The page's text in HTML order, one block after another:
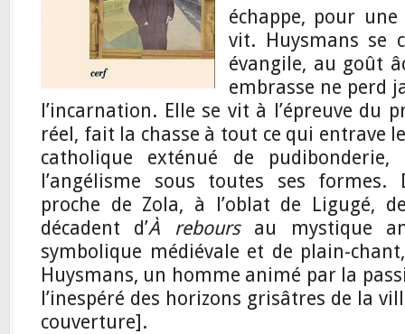
échappe, pour
vit. Huysmans se
évangile, au goût
embrasse ne perd
l’incarnation. Elle se vit à l’épreuve du
réel, fait la chasse à tout ce qui entrave
catholique exténué de
l’angélisme sous toutes ses formes.
proche de Zola, à l’oblat de Ligugé,
décadent d’À reboursau mystique
symbolique médiévale et de plain-
Huysmans, un homme animé par la
l’inespéré des horizons grisâtres de la
couverture].